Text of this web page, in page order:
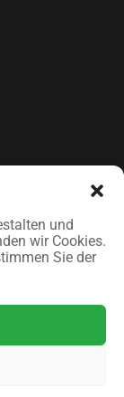
und
wir Cookies.
Sie der